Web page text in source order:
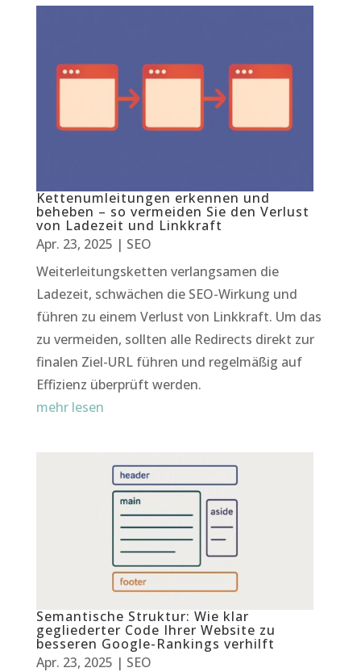
Kettenumleitungen erkennen und
beheben – so vermeiden Sie den Verlust
von Ladezeit und Linkkraft
Apr. 23, 2025 | SEO
Weiterleitungsketten verlangsamen die
Ladezeit, schwächen die SEO-Wirkung und
führen zu einem Verlust von Linkkraft. Um das
zu vermeiden, sollten alle Redirects direkt zur
finalen Ziel-URL führen und regelmäßig auf
Effizienz überprüft werden.
mehr lesen
Semantische Struktur: Wie klar
gegliederter Code Ihrer Website zu
besseren Google-Rankings verhilft
Apr. 23, 2025 | SEO